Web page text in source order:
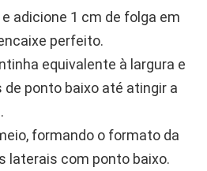
adicione 1 cm de folga em
perfeito.
equivalente à largura e
ponto baixo até atingir a
formando o formato da
laterais com ponto baixo.